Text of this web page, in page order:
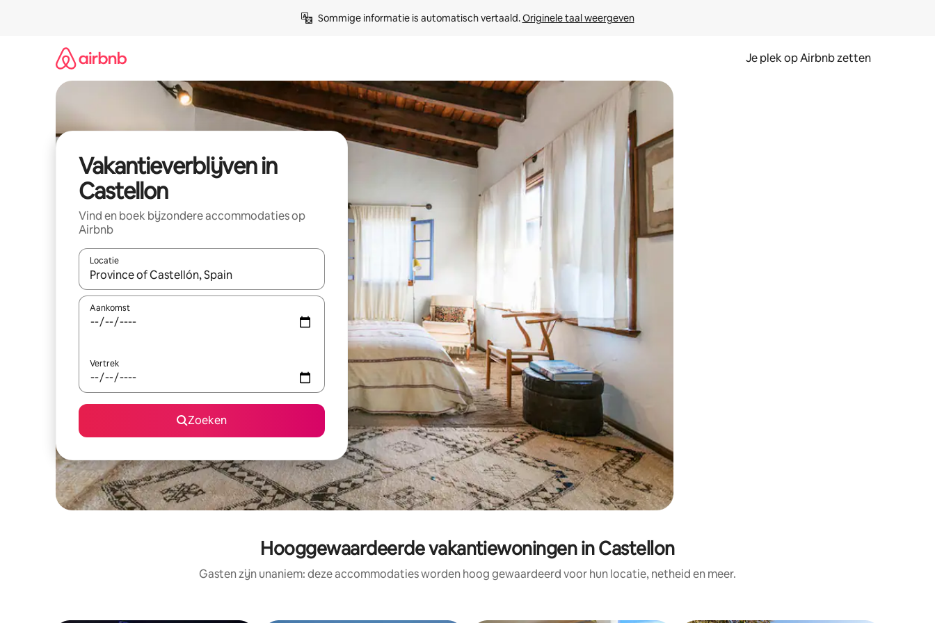
Sommige informatie is automatisch vertaald. Originele taal weergeven
Je plek op Airbnb zetten
Vakantieverblijven in
Castellon
Vind en boek bijzondere accommodaties op
Airbnb
Locatie
Wanneer er resultaten beschikbaar zijn, maak je een keuze met je de pijltjestoetsen omhoog en omlaag, óf door te tikken of swipen.
Aankomst
Vertrek
Zoeken
Hooggewaardeerde vakantiewoningen in Castellon
Gasten zijn unaniem: deze accommodaties worden hoog gewaardeerd voor hun locatie, netheid en meer.